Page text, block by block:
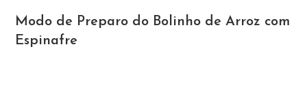
Modo de Preparo do Bolinho de Arroz com
Espinafre